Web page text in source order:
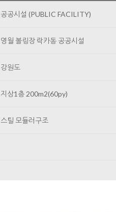
공공시설 (PUBLIC FACILITY)
영월 볼링장 락카동 공공시설
강원도
지상1층 200m2(60py)
스틸 모듈러구조